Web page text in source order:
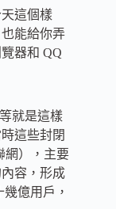
這個樣
能給你弄
器和 QQ
就是這樣
這些封閉
網），主要
容，形成
億用戶，